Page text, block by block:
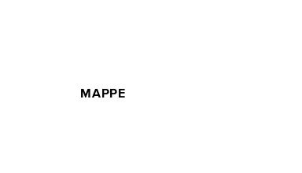
MAPPE